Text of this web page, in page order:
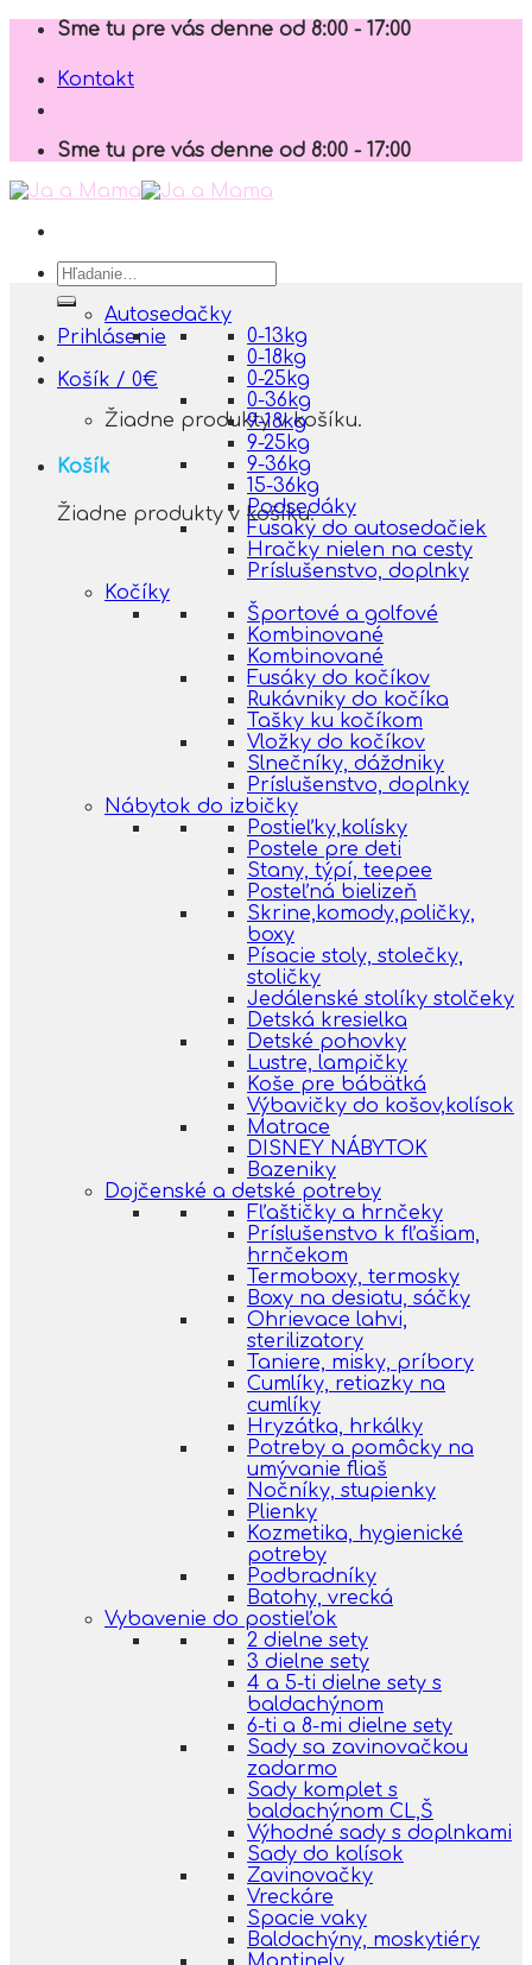
Skip
content
Sme tu pre vás denne od 8:00 - 17:00
Kontakt
Sme tu pre vás denne od 8:00 - 17:00
Hľadať:
Prihlásenie
Košík / 0€
Žiadne produkty v košíku.
Košík
Žiadne produkty v košíku.
Autosedačky
0-13kg
0-18kg
0-25kg
0-36kg
9-18kg
9-25kg
9-36kg
15-36kg
Podsedáky
Fusaky do autosedačiek
Hračky nielen na cesty
Príslušenstvo, doplnky
Kočíky
Športové a golfové
Kombinované
Kombinované
Fusáky do kočíkov
Rukávniky do kočíka
Tašky ku kočíkom
Vložky do kočíkov
Slnečníky, dáždniky
Príslušenstvo, doplnky
Nábytok do izbičky
Postieľky,kolísky
Postele pre deti
Stany, týpí, teepee
Posteľná bielizeň
Skrine,komody,poličky,
boxy
Písacie stoly, stolečky,
stoličky
Jedálenské stolíky stolčeky
Detská kresielka
Detské pohovky
Lustre, lampičky
Koše pre bábätká
Výbavičky do košov,kolísok
Matrace
DISNEY NÁBYTOK
Bazeniky
Dojčenské a detské potreby
Fľaštičky a hrnčeky
Príslušenstvo k fľašiam,
hrnčekom
Termoboxy, termosky
Boxy na desiatu, sáčky
Ohrievace lahvi,
sterilizatory
Taniere, misky, príbory
Cumlíky, retiazky na
cumlíky
Hryzátka, hrkálky
Potreby a pomôcky na
umývanie fliaš
Nočníky, stupienky
Plienky
Kozmetika, hygienické
potreby
Podbradníky
Batohy, vrecká
Vybavenie do postieľok
2 dielne sety
3 dielne sety
4 a 5-ti dielne sety s
baldachýnom
6-ti a 8-mi dielne sety
Sady sa zavinovačkou
zadarmo
Sady komplet s
baldachýnom CL,Š
Výhodné sady s doplnkami
Sady do kolísok
Zavinovačky
Vreckáre
Spacie vaky
Baldachýny, moskytiéry